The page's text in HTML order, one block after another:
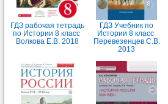
ГДЗ рабочая тетрадь
по Истории 8 класс
Волкова Е.В. 2018
ГДЗ Учебник по
Истории 8 класс
Перевезенцев С.В.
2013